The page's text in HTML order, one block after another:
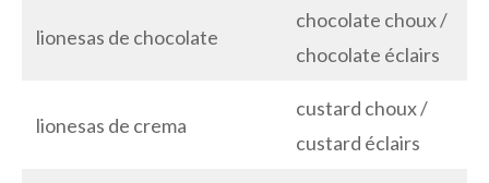
lionesas de chocolate
chocolate choux /
chocolate éclairs
lionesas de crema
custard choux /
custard éclairs